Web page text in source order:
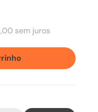
,00 sem juros